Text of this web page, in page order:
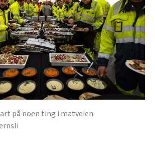
på noen ting i matveien